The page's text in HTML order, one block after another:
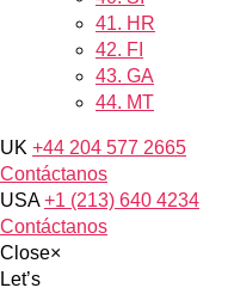
41. HR
42. FI
43. GA
44. MT
UK +44 204 577 2665
Contáctanos
USA +1 (213) 640 4234
Contáctanos
Close×
Let’s